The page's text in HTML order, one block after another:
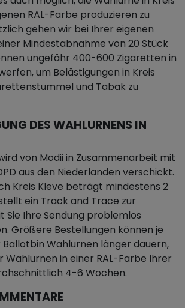
RAL-Farbe produzieren zu
gehen wir bei Ihrer eigenen
Mindestabnahme von 20 Stück
ungefähr 400-600 Zigaretten in
um Belästigungen in Kreis
und Tabak zu
DES WAHLURNENS IN
von Modii in Zusammenarbeit mit
aus den Niederlanden verschickt.
Kreis Kleve beträgt mindestens 2
ein Track and Trace zur
Sie Ihre Sendung problemlos
Größere Bestellungen können je
Wahlurnen länger dauern,
Wahlurnen in einer RAL-Farbe Ihrer
4-6 Wochen.